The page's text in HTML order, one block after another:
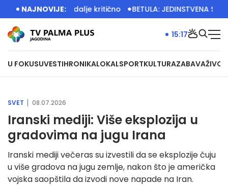
NAJNOVIJE:
vodostajima i dalje kritično BETULA: JEDINSTVENA SRBIJA
U FOKUSUVESTIHRONIKALOKALSPORTKULTURAZABAVAŽIVOT
15:17
SVET 08.07.2026
Iranski mediji: Više eksplozija u
gradovima na jugu Irana
Iranski mediji večeras su izvestili da se eksplozije čuju
u više gradova na jugu zemlje, nakon što je američka
vojska saopštila da izvodi nove napade na Iran.